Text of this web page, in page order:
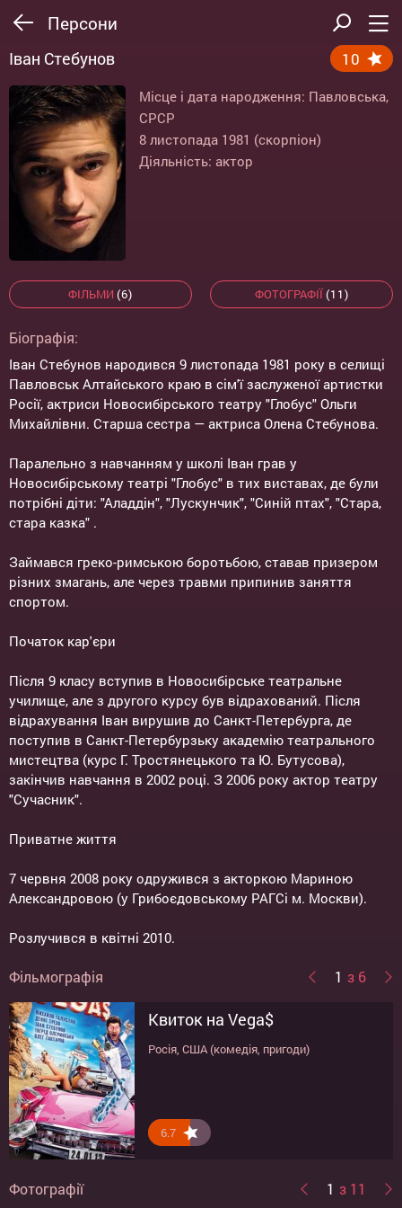
Персони
Іван Стебунов 10
Місце і дата народження: Павловська,
СРСР
8 листопада 1981 (скорпіон)
Діяльність: актор
ФІЛЬМИ (6) ФОТОГРАФІЇ(11)
Біографія:
Іван Стебунов народився 9 листопада 1981 року в селищі
Павловськ Алтайського краю в сім'ї заслуженої артистки
Росії, актриси Новосибірського театру "Глобус" Ольги
Михайлівни. Старша сестра — актриса Олена Стебунова.
Паралельно з навчанням у школі Іван грав у
Новосибірському театрі "Глобус" в тих виставах, де були
потрібні діти: "Аладдін", "Лускунчик", "Синій птах", "Стара,
стара казка" .
Займався греко-римською боротьбою, ставав призером
різних змагань, але через травми припинив заняття
спортом.
Початок кар'єри
Після 9 класу вступив в Новосибірське театральне
училище, але з другого курсу був відрахований. Після
відрахування Іван вирушив до Санкт-Петербурга, де
поступив в Санкт-Петербурзьку академію театрального
мистецтва (курс Г. Тростянецького та Ю. Бутусова),
закінчив навчання в 2002 році. З 2006 року актор театру
"Сучасник".
Приватне життя
7 червня 2008 року одружився з акторкою Мариною
Александровою (у Грибоєдовському РАГСі м. Москви).
Розлучився в квітні 2010.
Фільмографія 1 з 6
Квиток на Vega$
Росія, США (комедія, пригоди)
6.7
Моя божевільна родина
Росія (комедія)
7.9
Дім сонця
Росія (драма)
8
Мертве поле
Росія (бойовик)
5.7
Спокуса
Росія (драма)
7.7
Останній уїк-енд
Росія (трилер, бойовик)
7.8
Фотографії 1 з 11